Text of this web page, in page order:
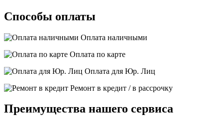
Способы оплаты
Оплата наличными
Оплата по карте
Оплата для Юр. Лиц
Ремонт в кредит / в рассрочку
Преимущества нашего сервиса